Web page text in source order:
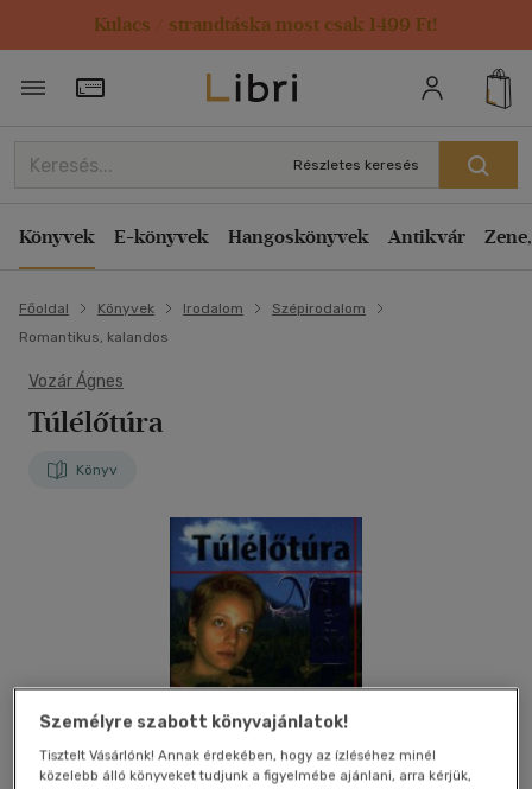
Kulacs / strandtáska most csak 1499 Ft!
Törzsvásárlói Kártya adatai
Részletes keresés
Könyvek E-könyvek Hangoskönyvek Antikvár
Főoldal Könyvek Irodalom
Szépirodalom
Romantikus, kalandos
Vozár Ágnes
Túlélőtúra
Könyv
Személyre szabott könyvajánlatok!
Tisztelt Vásárlónk! Annak érdekében, hogy az ízléséhez minél
közelebb álló könyveket tudjunk a figyelmébe ajánlani, arra kérjük,